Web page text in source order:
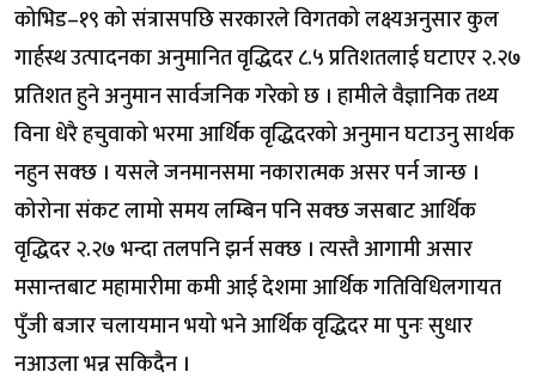
कोभिड–१९ को संत्रासपछि सरकारले विगतको लक्ष्यअनुसार कुल
गार्हस्थ उत्पादनका अनुमानित वृद्धिदर ८.५ प्रतिशतलाई घटाएर २.२७
प्रतिशत हुने अनुमान सार्वजनिक गरेको छ । हामीले वैज्ञानिक तथ्य
विना धेरै हचुवाको भरमा आर्थिक वृद्धिदरको अनुमान घटाउनु सार्थक
नहुन सक्छ । यसले जनमानसमा नकारात्मक असर पर्न जान्छ ।
कोरोना संकट लामो समय लम्बिन पनि सक्छ जसबाट आर्थिक
वृद्धिदर २.२७ भन्दा तलपनि झर्न सक्छ । त्यस्तै आगामी असार
मसान्तबाट महामारीमा कमी आई देशमा आर्थिक गतिविधिलगायत
पुँजी बजार चलायमान भयो भने आर्थिक वृद्धिदर मा पुनः सुधार
नआउला भन्न सकिदैन ।